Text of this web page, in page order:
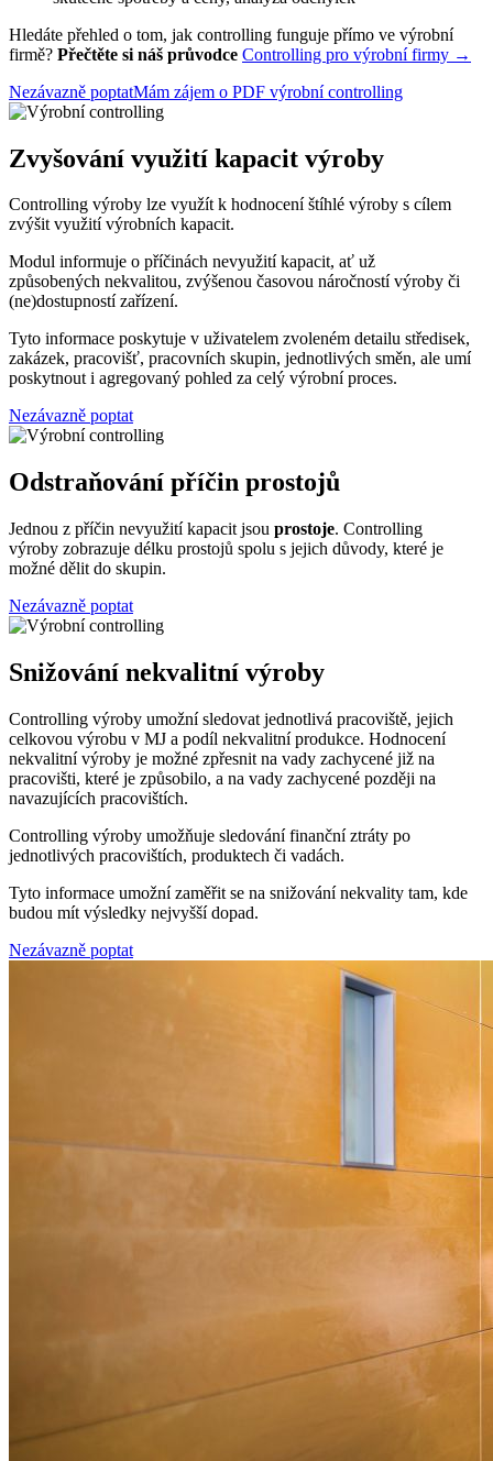
Hledáte přehled o tom, jak controlling funguje přímo ve výrobní
firmě? Přečtěte si náš průvodce Controlling pro výrobní firmy →
Nezávazně poptatMám zájem o PDF výrobní controlling
Zvyšování využití kapacit výroby
Controlling výroby lze využít k hodnocení štíhlé výroby s cílem
zvýšit využití výrobních kapacit.
Modul informuje o příčinách nevyužití kapacit, ať už
způsobených nekvalitou, zvýšenou časovou náročností výroby či
(ne)dostupností zařízení.
Tyto informace poskytuje v uživatelem zvoleném detailu středisek,
zakázek, pracovišť, pracovních skupin, jednotlivých směn, ale umí
poskytnout i agregovaný pohled za celý výrobní proces.
Nezávazně poptat
Odstraňování příčin prostojů
Jednou z příčin nevyužití kapacit jsou prostoje. Controlling
výroby zobrazuje délku prostojů spolu s jejich důvody, které je
možné dělit do skupin.
Nezávazně poptat
Snižování nekvalitní výroby
Controlling výroby umožní sledovat jednotlivá pracoviště, jejich
celkovou výrobu v MJ a podíl nekvalitní produkce. Hodnocení
nekvalitní výroby je možné zpřesnit na vady zachycené již na
pracovišti, které je způsobilo, a na vady zachycené později na
navazujících pracovištích.
Controlling výroby umožňuje sledování finanční ztráty po
jednotlivých pracovištích, produktech či vadách.
Tyto informace umožní zaměřit se na snižování nekvality tam, kde
budou mít výsledky nejvyšší dopad.
Nezávazně poptat